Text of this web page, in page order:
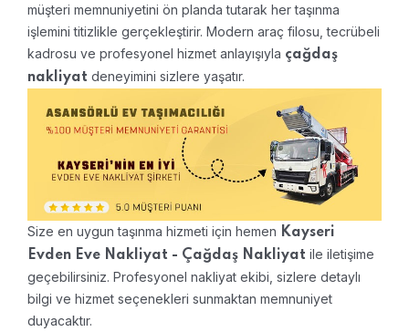
müşteri memnuniyetini ön planda tutarak her taşınma
işlemini titizlikle gerçekleştirir. Modern araç filosu, tecrübeli
kadrosu ve profesyonel hizmet anlayışıyla çağdaş
nakliyat deneyimini sizlere yaşatır.
Size en uygun taşınma hizmeti için hemen Kayseri
Evden Eve Nakliyat - Çağdaş Nakliyat ile iletişime
geçebilirsiniz. Profesyonel nakliyat ekibi, sizlere detaylı
bilgi ve hizmet seçenekleri sunmaktan memnuniyet
duyacaktır.